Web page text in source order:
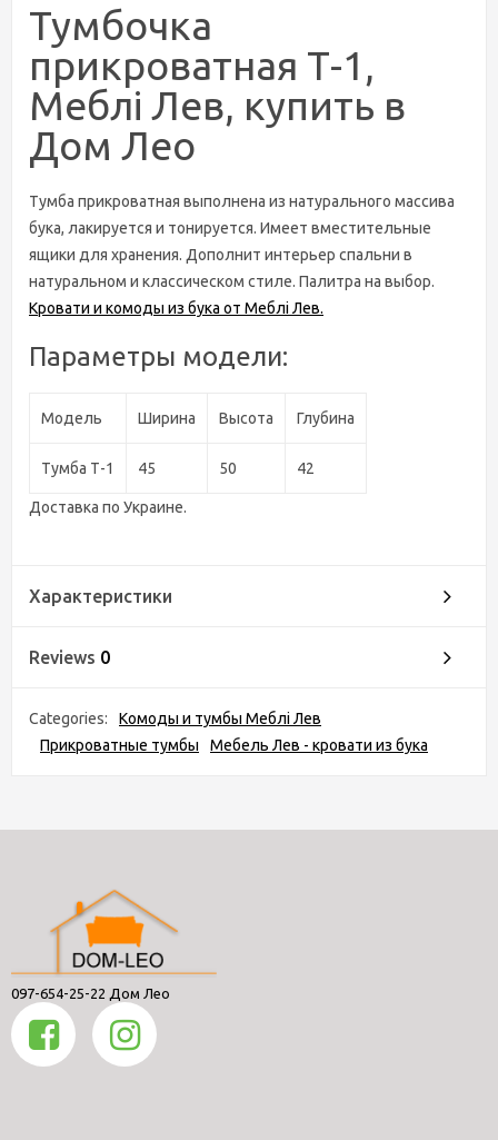
Тумбочка
прикроватная Т-1,
Меблі Лев, купить в
Дом Лео
Тумба прикроватная выполнена из натурального массива
бука, лакируется и тонируется. Имеет вместительные
ящики для хранения. Дополнит интерьер спальни в
натуральном и классическом стиле. Палитра на выбор.
Кровати и комоды из бука от Меблі Лев.
Параметры модели:
Модель Ширина Высота Глубина
Тумба Т-1 45 50 42
Доставка по Украине.
Характеристики
Reviews 0
Categories:
Комоды и тумбы Меблі Лев
Прикроватные тумбы
Мебель Лев - кровати из бука
097-654-25-22 Дом Лео